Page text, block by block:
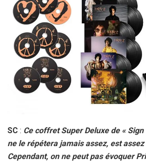
SC : Ce coffret Super Deluxe de « Sign
ne le répétera jamais assez, est
Cependant, on ne peut pas évoquer